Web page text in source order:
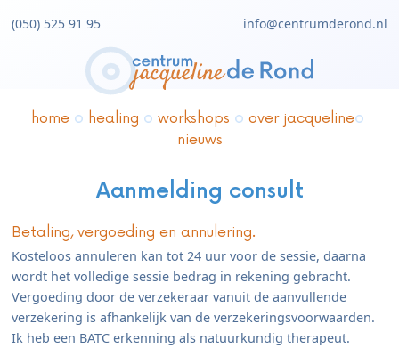
(050) 525 91 95 info@centrumderond.nl
home healing workshops
over jacqueline
nieuws
Aanmelding consult
Betaling, vergoeding en annulering.
Kosteloos annuleren kan tot 24 uur voor de sessie, daarna
wordt het volledige sessie bedrag in rekening gebracht.
Vergoeding door de verzekeraar vanuit de aanvullende
verzekering is afhankelijk van de verzekeringsvoorwaarden.
Ik heb een BATC erkenning als natuurkundig therapeut.